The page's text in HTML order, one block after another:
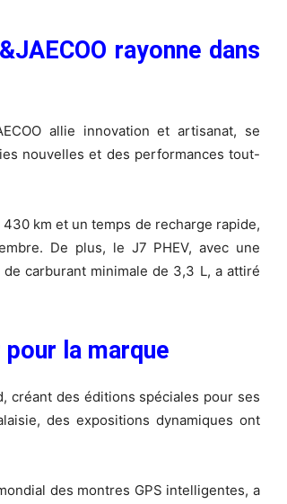
rayonne dans
allie innovation et artisanat, se
nouvelles et des performances tout-
km et un temps de recharge rapide,
De plus, le J7 PHEV, avec une
carburant minimale de 3,3 L, a attiré
la marque
créant des éditions spéciales pour ses
des expositions dynamiques ont
des montres GPS intelligentes, a